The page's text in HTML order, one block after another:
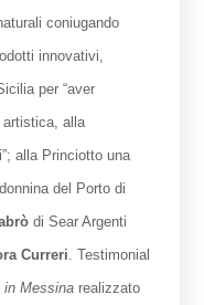
coniugando
innovativi,
per “aver
alla
alla Princiotto una
del Porto di
di Sear Argenti
Curreri. Testimonial
in Messina realizzato